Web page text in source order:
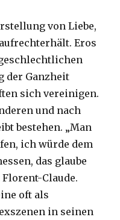
von Liebe,
Eros
der Ganzheit
sich vereinigen.
und nach
bestehen. „Man
ich würde dem
das glaube
Claude.
oft als
in seinen